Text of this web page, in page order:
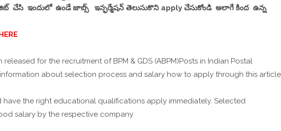
చేసి ఇందులో ఉండే జాబ్స్ ఇన్ఫర్మేషన్ తెలుసుకొని apply చేసుకోండి అలాగే కింద ఉన్న
for the recruitment of BPM & GDS (ABPM)Posts in Indian Postal
about selection process and salary how to apply through this article
have the right educational qualifications apply immediately. Selected
salary by the respective company